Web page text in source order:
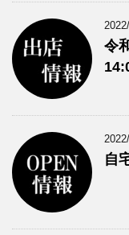
令
自